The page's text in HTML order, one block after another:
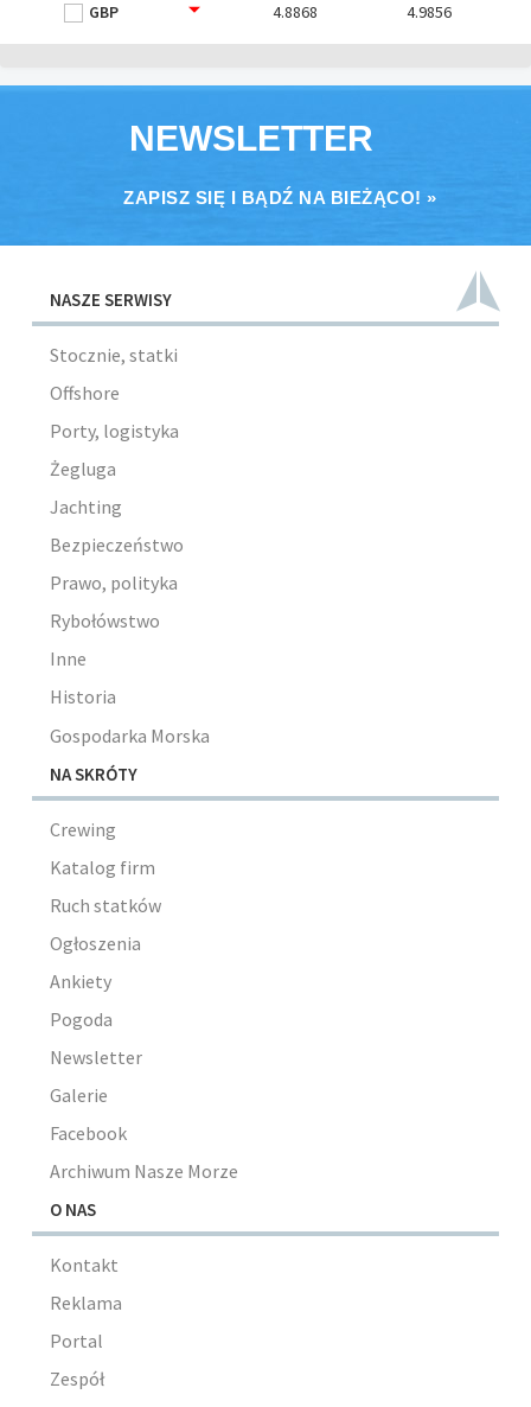
GBP
4.8868 4.9856
NEWSLETTER
ZAPISZ SIĘ I BĄDŹ NA BIEŻĄCO! »
NASZE SERWISY
Stocznie, statki
Offshore
Porty, logistyka
Żegluga
Jachting
Bezpieczeństwo
Prawo, polityka
Rybołówstwo
Inne
Historia
Gospodarka Morska
NA SKRÓTY
Crewing
Katalog firm
Ruch statków
Ogłoszenia
Ankiety
Pogoda
Newsletter
Galerie
Facebook
Archiwum Nasze Morze
O NAS
Kontakt
Reklama
Portal
Zespół